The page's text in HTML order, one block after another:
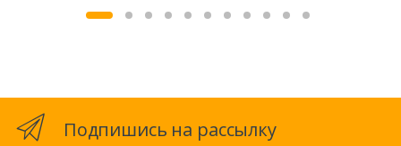
Подпишись на рассылку